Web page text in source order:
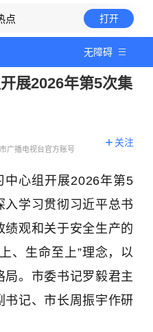
点 打开
无障碍
展2026年第5次集
广播电视台官方账号
关注
心组开展2026年第5
入学习贯彻习近平总书
观和关于安全生产的
、生命至上”理念，以
。市委书记罗毅君主
书记、市长周振宇作研